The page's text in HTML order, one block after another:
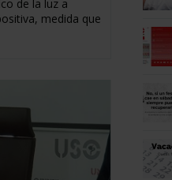
de la luz a
medida que